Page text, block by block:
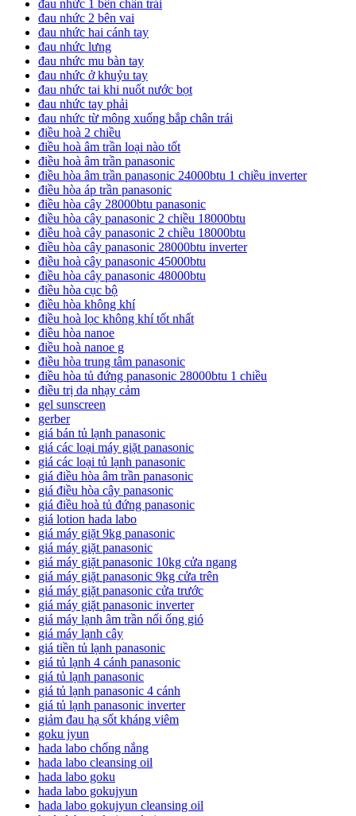
đau nhức 1 bên chân trái
đau nhức 2 bên vai
đau nhức hai cánh tay
đau nhức lưng
đau nhức mu bàn tay
đau nhức ở khuỷu tay
đau nhức tai khi nuốt nước bọt
đau nhức tay phải
đau nhức từ mông xuống bắp chân trái
điều hoà 2 chiều
điều hoà âm trần loại nào tốt
điều hoà âm trần panasonic
điều hòa âm trần panasonic 24000btu 1 chiều inverter
điều hòa áp trần panasonic
điều hòa cây 28000btu panasonic
điều hòa cây panasonic 2 chiều 18000btu
điều hoà cây panasonic 2 chiều 18000btu
điều hòa cây panasonic 28000btu inverter
điều hoà cây panasonic 45000btu
điều hòa cây panasonic 48000btu
điều hòa cục bộ
điều hòa không khí
điều hoà lọc không khí tốt nhất
điều hòa nanoe
điều hoà nanoe g
điều hòa trung tâm panasonic
điều hòa tủ đứng panasonic 28000btu 1 chiều
điều trị da nhạy cảm
gel sunscreen
gerber
giá bán tủ lạnh panasonic
giá các loại máy giặt panasonic
giá các loại tủ lạnh panasonic
giá điều hòa âm trần panasonic
giá điều hòa cây panasonic
giá điều hoà tủ đứng panasonic
giá lotion hada labo
giá máy giặt 9kg panasonic
giá máy giặt panasonic
giá máy giặt panasonic 10kg cửa ngang
giá máy giặt panasonic 9kg cửa trên
giá máy giặt panasonic cửa trước
giá máy giặt panasonic inverter
giá máy lạnh âm trần nối ống gió
giá máy lạnh cây
giá tiền tủ lạnh panasonic
giá tủ lạnh 4 cánh panasonic
giá tủ lạnh panasonic
giá tủ lạnh panasonic 4 cánh
giá tủ lạnh panasonic inverter
giảm đau hạ sốt kháng viêm
goku jyun
hada labo chống nắng
hada labo cleansing oil
hada labo goku
hada labo gokujyun
hada labo gokujyun cleansing oil